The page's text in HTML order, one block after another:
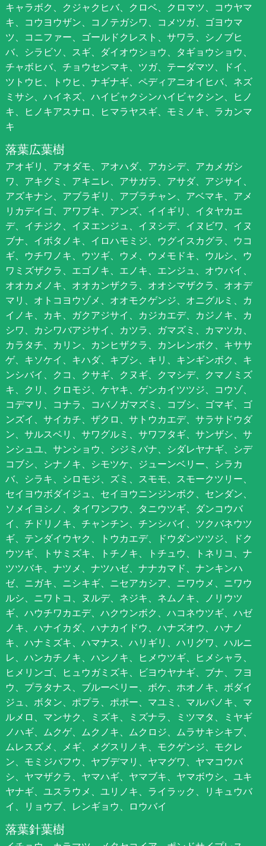
キャラボク、クジャクヒバ、クロベ、クロマツ、コウヤマ
キ、コウヨウザン、コノテガシワ、コメツガ、ゴヨウマ
ツ、コニファー、ゴールドクレスト、サワラ、シノブヒ
バ、シラビソ、スギ、ダイオウショウ、タギョウショウ、
チャボヒバ、チョウセンマキ、ツガ、テーダマツ、ドイ、
ツトウヒ、トウヒ、ナギナギ、ペディアニオイヒバ、ネズ
ミサシ、ハイネズ、ハイビャクシンハイビャクシン、ヒノ
キ、ヒノキアスナロ、ヒマラヤスギ、モミノキ、ラカンマ
キ
落葉広葉樹
アオギリ、アオダモ、アオハダ、アカシデ、アカメガシ
ワ、アキグミ、アキニレ、アサガラ、アサダ、アジサイ、
アズキナシ、アブラギリ、アブラチャン、アベマキ、アメ
リカデイゴ、アワブキ、アンズ、イイギリ、イタヤカエ
デ、イチジク、イヌエンジュ、イヌシデ、イヌビワ、イヌ
ブナ、イボタノキ、イロハモミジ、ウグイスカグラ、ウコ
ギ、ウチワノキ、ウツギ、ウメ、ウメモドキ、ウルシ、ウ
ワミズザクラ、エゴノキ、エノキ、エンジュ、オウバイ、
オオカメノキ、オオカンザクラ、オオシマザクラ、オオデ
マリ、オトコヨウゾメ、オオモクゲンジ、オニグルミ、カ
イノキ、カキ、ガクアジサイ、カジカエデ、カジノキ、カ
シワ、カシワバアジサイ、カツラ、ガマズミ、カマツカ、
カラタチ、カリン、カンヒザクラ、カンレンボク、キササ
ゲ、キソケイ、キハダ、キブシ、キリ、キンギンボク、キ
ンシバイ、クコ、クサギ、クヌギ、クマシデ、クマノミズ
キ、クリ、クロモジ、ケヤキ、ゲンカイツツジ、コウゾ、
コデマリ、コナラ、コバノガマズミ、コブシ、ゴマギ、ゴ
ンズイ、サイカチ、ザクロ、サトウカエデ、サラサドウダ
ン、サルスベリ、サワグルミ、サワフタギ、サンザシ、サ
ンシュユ、サンショウ、シジミバナ、シダレヤナギ、シデ
コブシ、シナノキ、シモツケ、ジューンベリー、シラカ
バ、シラキ、シロモジ、ズミ、スモモ、スモークツリー、
セイヨウボダイジュ、セイヨウニンジンボク、センダン、
ソメイヨシノ、タイワンフウ、タニウツギ、ダンコウバ
イ、チドリノキ、チャンチン、チンシバイ、ツクバネウツ
ギ、テンダイウヤク、トウカエデ、ドウダンツツジ、ドク
ウツギ、トサミズキ、トチノキ、トチュウ、トネリコ、ナ
ツツバキ、ナツメ、ナツハゼ、ナナカマド、ナンキンハ
ゼ、ニガキ、ニシキギ、ニセアカシア、ニワウメ、ニワウ
ルシ、ニワトコ、ヌルデ、ネジキ、ネムノキ、ノリウツ
ギ、ハウチワカエデ、ハクウンボク、ハコネウツギ、ハゼ
ノキ、ハナイカダ、ハナカイドウ、ハナズオウ、ハナノ
キ、ハナミズキ、ハマナス、ハリギリ、ハリグワ、ハルニ
レ、ハンカチノキ、ハンノキ、ヒメウツギ、ヒメシャラ、
ヒメリンゴ、ヒュウガミズキ、ビヨウヤナギ、ブナ、フヨ
ウ、プラタナス、ブルーベリー、ボケ、ホオノキ、ボダイ
ジュ、ボタン、ポプラ、ポポー、マユミ、マルバノキ、マ
ルメロ、マンサク、ミズキ、ミズナラ、ミツマタ、ミヤギ
ノハギ、ムクゲ、ムクノキ、ムクロジ、ムラサキシキブ、
ムレスズメ、メギ、メグスリノキ、モクゲンジ、モクレ
ン、モミジバフウ、ヤブデマリ、ヤマグワ、ヤマコウバ
シ、ヤマザクラ、ヤマハギ、ヤマブキ、ヤマボウシ、ユキ
ヤナギ、ユスラウメ、ユリノキ、ライラック、リキュウバ
イ、リョウブ、レンギョウ、ロウバイ
落葉針葉樹